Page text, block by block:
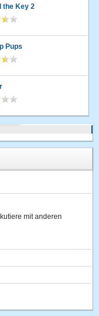
the Key 2
Pups
mit anderen